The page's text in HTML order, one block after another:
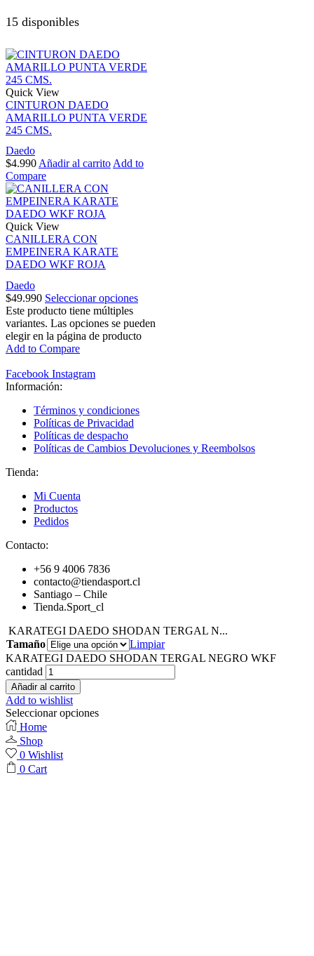
15 disponibles
Quick View
CINTURON DAEDO
AMARILLO PUNTA VERDE
245 CMS.
Daedo
$4.990 Añadir al carrito Add to
Compare
Quick View
CANILLERA CON
EMPEINERA KARATE
DAEDO WKF ROJA
Daedo
$49.990 Seleccionar opciones
Este producto tiene múltiples
variantes. Las opciones se pueden
elegir en la página de producto
Add to Compare
Facebook Instagram
Información:
Términos y condiciones
Políticas de Privacidad
Políticas de despacho
Políticas de Cambios Devoluciones y Reembolsos
Tienda:
Mi Cuenta
Productos
Pedidos
Contacto:
+56 9 4006 7836
contacto@tiendasport.cl
Santiago – Chile
Tienda.Sport_cl
KARATEGI DAEDO SHODAN TERGAL N...
Tamaño
Limpiar
KARATEGI DAEDO SHODAN TERGAL NEGRO WKF
cantidad
Añadir al carrito
Add to wishlist
Seleccionar opciones
Home
Shop
0 Wishlist
0 Cart